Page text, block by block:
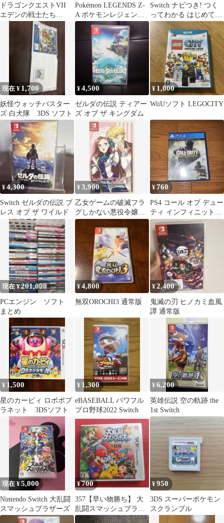
ドラゴンクエストVII
エデンの戦士たち
Nintendo Switch
Pokémon LEGENDS Z-
A ポケモンレジェンズ
ZA ソフト
Switch ナビつき! つく
ってわかる はじめてゲ
ームプログラミング
現在 ¥ 1,700
妖怪ウォッチバスター
ズ 白犬隊 3DS ソフト
¥4,500
ゼルダの伝説 ティアー
ズ オブ ザ キングダム
¥ 1,000
WiiUソフト LEGOCITY
¥4,300
Switch ゼルダの伝説 ブ
レス オブ ザ ワイルド
¥3,900
乙女ゲームの破滅フラ
グしかない悪役令嬢に
転生してしまった…
¥760
PS4 コール オブ デュー
ティ インフィニット・
ウォーフェア CODIW
現在 ¥201,000
PCエンジン ソフト
まとめ
¥4,800
無双OROCHI3 通常版
¥2,400
鬼滅の刃 ヒノカミ血風
譚 通常版
¥ 1,500
星のカービィ ロボボプ
ラネット 3DSソフト
¥ 1,300
eBASEBALL パワフル
プロ野球2022 Switch
¥6,200
英雄伝説 空の軌跡 the
1st Switch
現在 ¥5,000
Nintendo Switch 大乱闘
スマッシュブラザーズ
¥700
357【早い物勝ち】 大
乱闘スマッシュブラザ
ーズ for ニンテンドー
¥950
3DS スーパーポケモン
スクランブル